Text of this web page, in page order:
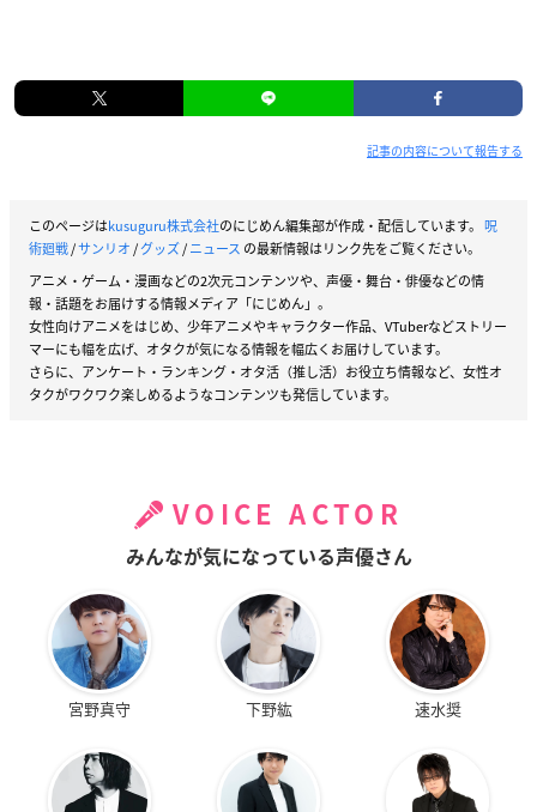
記事の内容について報告する
このページはkusuguru株式会社のにじめん編集部が作成・配信しています。 呪
術廻戦/サンリオ/グッズ/ニュース の最新情報はリンク先をご覧ください。
アニメ・ゲーム・漫画などの2次元コンテンツや、声優・舞台・俳優などの情
報・話題をお届けする情報メディア「にじめん」。
女性向けアニメをはじめ、少年アニメやキャラクター作品、VTuberなどストリー
マーにも幅を広げ、オタクが気になる情報を幅広くお届けしています。
さらに、アンケート・ランキング・オタ活（推し活）お役立ち情報など、女性オ
タクがワクワク楽しめるようなコンテンツも発信しています。
VOICE ACTOR
みんなが気になっている声優さん
宮野真守 下野紘 速水奨